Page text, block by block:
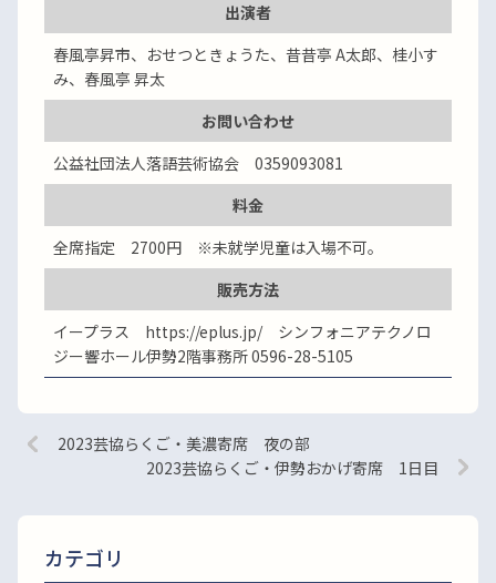
出演者
春風亭昇市、おせつときょうた、昔昔亭 A太郎、桂小す
み、春風亭 昇太
お問い合わせ
公益社団法人落語芸術協会 0359093081
料金
全席指定 2700円 ※未就学児童は入場不可。
販売方法
イープラス https://eplus.jp/ シンフォニアテクノロ
ジー響ホール伊勢2階事務所 0596-28-5105
2023芸協らくご・美濃寄席 夜の部
2023芸協らくご・伊勢おかげ寄席 1日目
カテゴリ